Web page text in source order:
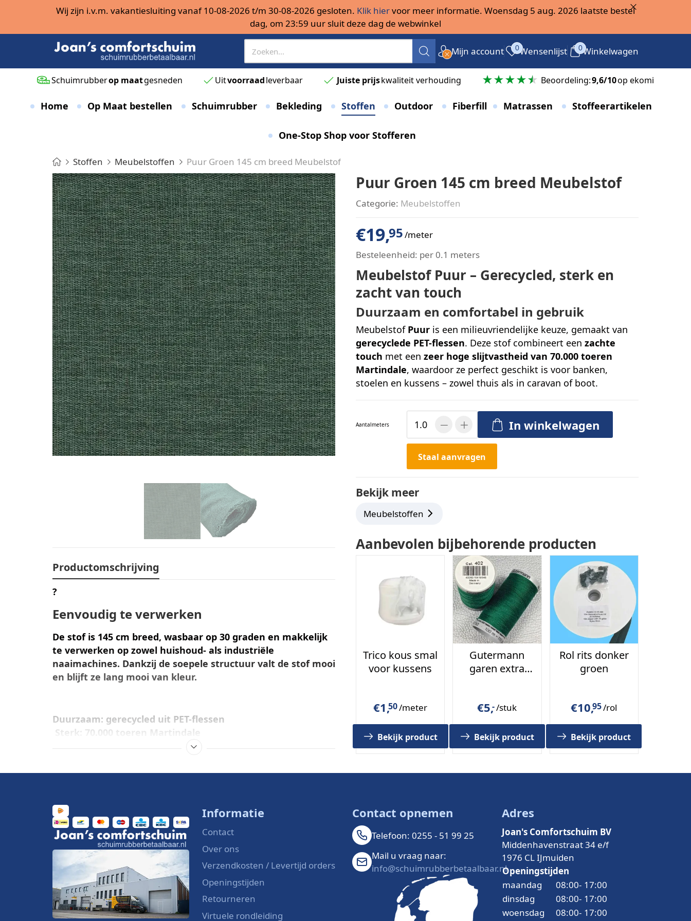
Wij zijn i.v.m. vakantiesluiting vanaf 10-08-2026 t/m 30-08-2026 gesloten. Klik hiervoor meer informatie. Woensdag 5 aug. 2026 laatste bestel
dag, om 23:59 uur sluit deze dag de webwinkel
Mijn account 0Wensenlijst 0Winkelwagen
Schuimrubberop maatgesneden Uitvoorraadleverbaar Juiste prijskwaliteit verhouding Beoordeling:9,6/10op ekomi
Home Op Maat bestellen Schuimrubber Bekleding Stoffen Outdoor Fiberfill Matrassen Stoffeerartikelen
One-Stop Shop voor Stofferen
Stoffen Meubelstoffen Puur Groen 145 cm breed Meubelstof
Productomschrijving
?
Eenvoudig te verwerken
De stof is 145 cm breed, wasbaar op 30 graden en makkelijk
te verwerken op zowel huishoud- als industriële
naaimachines. Dankzij de soepele structuur valt de stof mooi
en blijft ze lang mooi van kleur.
Duurzaam: gerecycled uit PET-flessen
Sterk: 70.000 toeren Martindale
Perfect voor meubels, kussens en stofferingen
Schumrubberbetaalbaar.nl
Puur Groen 145 cm breed Meubelstof
Categorie: Meubelstoffen
€19,95/meter
Besteleenheid: per 0.1 meters
Meubelstof Puur – Gerecycled, sterk en
zacht van touch
Duurzaam en comfortabel in gebruik
Meubelstof Puur is een milieuvriendelijke keuze, gemaakt van
gerecyclede PET-flessen. Deze stof combineert een zachte
touch met een zeer hoge slijtvastheid van 70.000 toeren
Martindale, waardoor ze perfect geschikt is voor banken,
stoelen en kussens – zowel thuis als in caravan of boot.
Aantalmeters In winkelwagen
Staal aanvragen
Bekijk meer
Meubelstoffen
Aanbevolen bijbehorende producten
Trico kous smal
voor kussens
€1,50/meter
Bekijk product
Gutermann
garen extra
€5,-/stuk
Bekijk product
Rol rits donker
groen
€10,95/rol
Bekijk product
Informatie
Contact
Over ons
Verzendkosten / Levertijd orders
Openingstijden
Retourneren
Virtuele rondleiding
Contact opnemen
Telefoon: 0255 - 51 99 25
Mail u vraag naar:
info@schuimrubberbetaalbaar.nl
Adres
Joan's Comfortschuim BV
Middenhavenstraat 34 e/f
1976 CL IJmuiden
Openingstijden
maandag
08:00- 17:00
dinsdag
08:00- 17:00
woensdag
08:00- 17:00